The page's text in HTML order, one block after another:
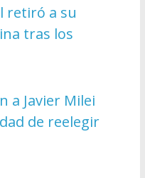
retiró a su
tras los
a Javier Milei
de reelegir